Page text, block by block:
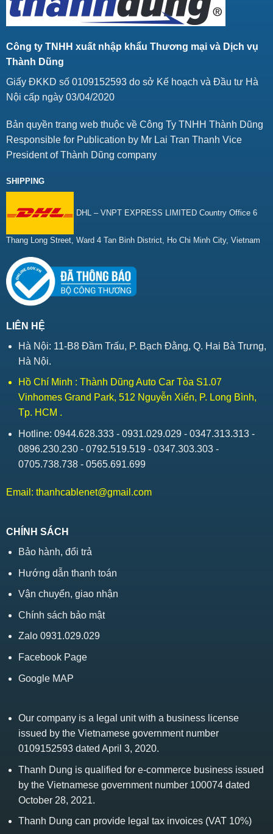
Công ty TNHH xuất nhập khẩu Thương mại và Dịch vụ
Thành Dũng
Giấy ĐKKD số 0109152593 do sở Kế hoạch và Đầu tư Hà
Nội cấp ngày 03/04/2020
Bản quyền trang web thuộc về Công Ty TNHH Thành Dũng
Responsible for Publication by Mr Lai Tran Thanh Vice
President of Thành Dũng company
SHIPPING
DHL – VNPT EXPRESS LIMITED Country Office 6
Thang Long Street, Ward 4 Tan Binh District, Ho Chi Minh City, Vietnam
LIÊN HỆ
Hà Nội: 11-B8 Đầm Trấu, P. Bạch Đằng, Q. Hai Bà Trưng,
Hà Nội.
Hồ Chí Minh : Thành Dũng Auto Car Tòa S1.07
Vinhomes Grand Park, 512 Nguyễn Xiển, P. Long Bình,
Tp. HCM .
Hotline: 0944.628.333 - 0931.029.029 - 0347.313.313 -
0896.230.230 - 0792.519.519 - 0347.303.303 -
0705.738.738 - 0565.691.699
Email: thanhcablenet@gmail.com
CHÍNH SÁCH
Bảo hành, đổi trả
Hướng dẫn thanh toán
Vận chuyển, giao nhận
Chính sách bảo mật
Zalo 0931.029.029
Facebook Page
Google MAP
Our company is a legal unit with a business license
issued by the Vietnamese government number
0109152593 dated April 3, 2020.
Thanh Dung is qualified for e-commerce business issued
by the Vietnamese government number 100074 dated
October 28, 2021.
Thanh Dung can provide legal tax invoices (VAT 10%)